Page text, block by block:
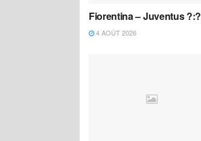
Fiorentina – Juventus ?:?
4 AOÛT 2026